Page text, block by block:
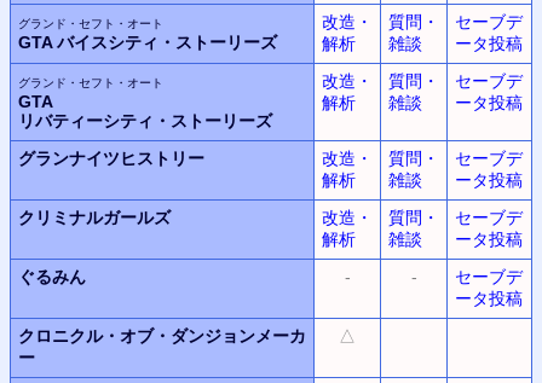
グランド・セフト・オート
GTA バイスシティ・ストーリーズ
改造・
解析
質問・
雑談
セーブデ
ータ投稿
グランド・セフト・オート
GTA
リバティーシティ・ストーリーズ
改造・
解析
質問・
雑談
セーブデ
ータ投稿
グランナイツヒストリー
改造・
解析
質問・
雑談
セーブデ
ータ投稿
クリミナルガールズ
改造・
解析
質問・
雑談
セーブデ
ータ投稿
ぐるみん
- -
セーブデ
ータ投稿
クロニクル・オブ・ダンジョンメーカ
ー
△